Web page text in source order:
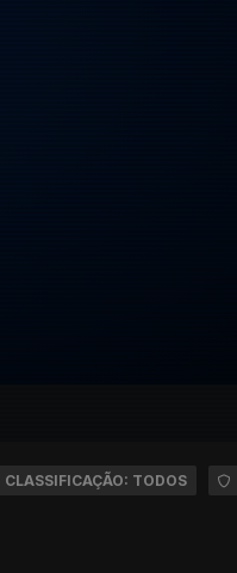
CLASSIFICAÇÃO: TODOS